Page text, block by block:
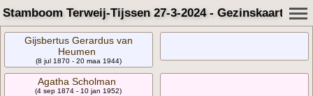
Stamboom Terweij-Tijssen 27-3-2024 - Gezinskaart
Gijsbertus Gerardus van
Heumen
(8 jul 1870 - 20 maa 1944)
Agatha Scholman
(4 sep 1874 - 10 jan 1952)